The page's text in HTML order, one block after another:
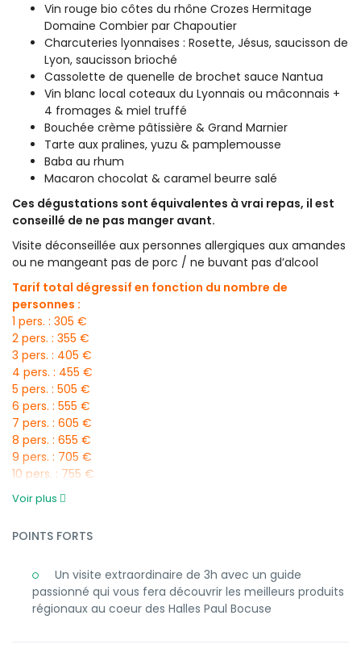
Vin rouge bio côtes du rhône Crozes Hermitage
Domaine Combier par Chapoutier
Charcuteries lyonnaises : Rosette, Jésus, saucisson de
Lyon, saucisson brioché
Cassolette de quenelle de brochet sauce Nantua
Vin blanc local coteaux du Lyonnais ou mâconnais +
4 fromages & miel truffé
Bouchée crème pâtissière & Grand Marnier
Tarte aux pralines, yuzu & pamplemousse
Baba au rhum
Macaron chocolat & caramel beurre salé
Ces dégustations sont équivalentes à vrai repas, il est
conseillé de ne pas manger avant.
Visite déconseillée aux personnes allergiques aux amandes
ou ne mangeant pas de porc / ne buvant pas d’alcool
Tarif total dégressif en fonction du nombre de
personnes :
1 pers. : 305 €
2 pers. : 355 €
3 pers. : 405 €
4 pers. : 455 €
5 pers. : 505 €
6 pers. : 555 €
7 pers. : 605 €
8 pers. : 655 €
9 pers. : 705 €
10 pers. : 755 €
Voir plus
POINTS FORTS
Un visite extraordinaire de 3h avec un guide
passionné qui vous fera découvrir les meilleurs produits
régionaux au coeur des Halles Paul Bocuse